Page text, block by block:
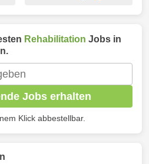
Rehabilitation Jobs in
Jobs erhalten
Klick abbestellbar.